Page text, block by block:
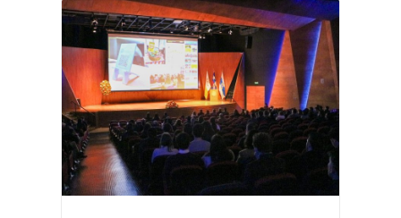
Escuela
Ingeniería
UC
conmemora
133
años
en
tradicional